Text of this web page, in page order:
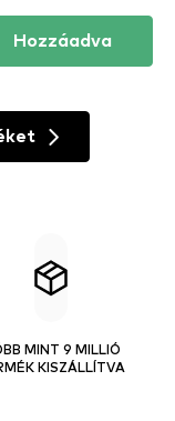
Hozzáadva
MINT 9 MILLIÓ
KISZÁLLÍTVA